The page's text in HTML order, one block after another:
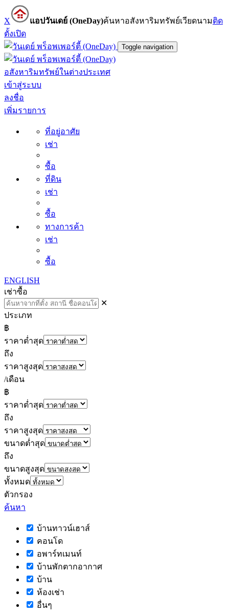
X แอปวันเดย์ (OneDay)ค้นหาอสังหาริมทรัพย์เวียดนามติด
ตั้งเปิด
Toggle navigation
อสังหาริมทรัพย์ในต่างประเทศ
เข้าสู่ระบบ
ลงชื่อ
เพิ่มรายการ
ที่อยู่อาศัย
เช่า
ซื้อ
ที่ดิน
เช่า
ซื้อ
ทางการค้า
เช่า
ซื้อ
ENGLISH
เช่าซื้อ
✕
ประเภท
฿
ราคาต่ำสุด
ถึง
ราคาสูงสุด
/เดือน
฿
ราคาต่ำสุด
ถึง
ราคาสูงสุด
ขนาดต่ำสุด
ถึง
ขนาดสูงสุด
ทั้งหมด
ตัวกรอง
ค้นหา
บ้านทาวน์เฮาส์
คอนโด
อพาร์ทเมนท์
บ้านพักตากอากาศ
บ้าน
ห้องเช่า
อื่นๆ